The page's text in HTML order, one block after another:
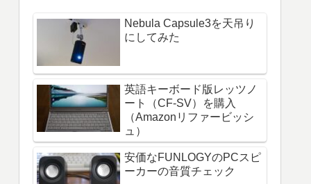
Nebula Capsule3を天吊り
にしてみた
英語キーボード版レッツノ
ート（CF-SV）を購入
（Amazonリファービッシ
ュ）
安価なFUNLOGYのPCスピ
ーカーの音質チェック